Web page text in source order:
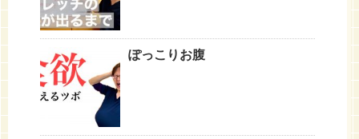
ぽっこりお腹